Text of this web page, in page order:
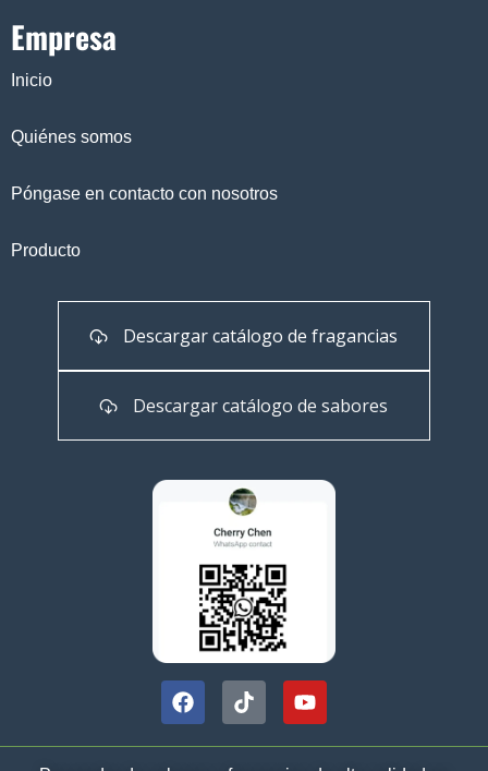
Empresa
Inicio
Quiénes somos
Póngase en contacto con nosotros
Producto
Descargar catálogo de fragancias
Descargar catálogo de sabores